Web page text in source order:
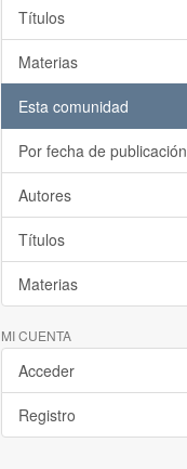
Títulos
Materias
Esta comunidad
Por fecha de publicación
Autores
Títulos
Materias
MI CUENTA
Acceder
Registro